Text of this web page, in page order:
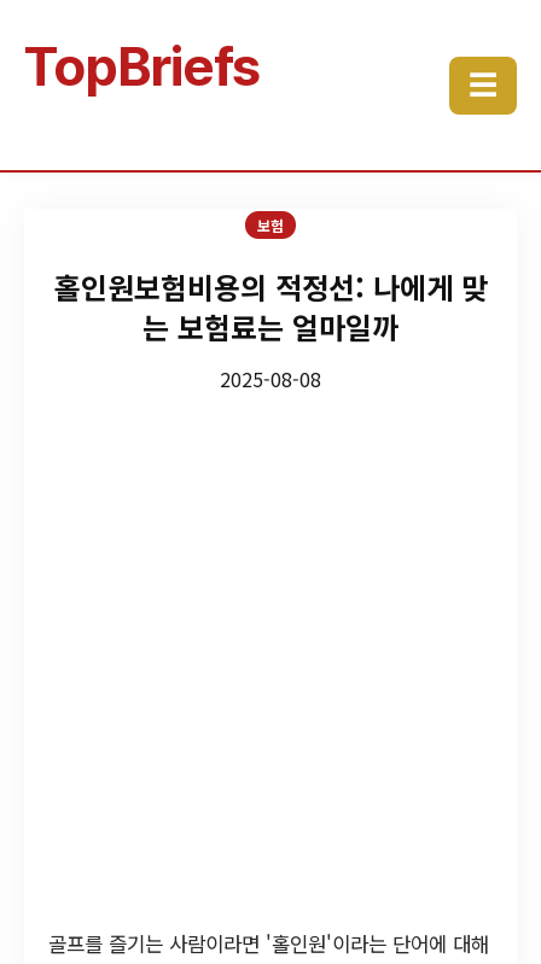
TopBriefs ☰
보험
홀인원보험비용의 적정선: 나에게 맞
는 보험료는 얼마일까
2025-08-08
골프를 즐기는 사람이라면 '홀인원'이라는 단어에 대해